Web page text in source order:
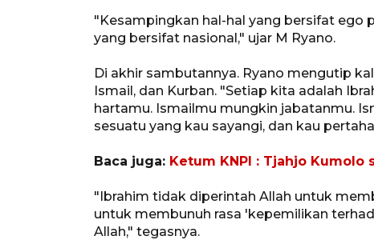
"Kesampingkan hal-hal yang bersifat ego
yang bersifat nasional," ujar M Ryano.
Di akhir sambutannya. Ryano mengutip
Ismail, dan Kurban. "Setiap kita adalah
hartamu. Ismailmu mungkin jabatanmu.
sesuatu yang kau sayangi, dan kau
Baca juga: Ketum KNPI : Tjahjo Kumolo
"Ibrahim tidak diperintah Allah untuk
untuk membunuh rasa 'kepemilikan
Allah," tegasnya.